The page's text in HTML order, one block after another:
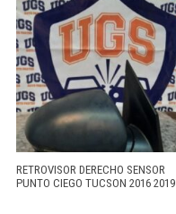
RETROVISOR DERECHO SENSOR
PUNTO CIEGO TUCSON 2016 2019